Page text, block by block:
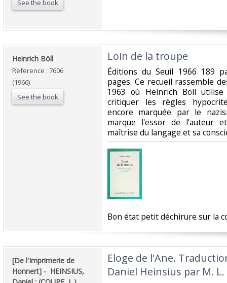
See the book
‎Heinrich Böll‎
Reference : 7606
(1966)
See the book
‎Loin de la troupe‎
‎Éditions du Seuil 1966 189
pages. Ce recueil rassemble
1963 où Heinrich Böll
critiquer les règles
encore marquée par le
marque l'essor de l'auteur
maîtrise du langage et sa
‎Bon état petit déchirure sur la
‎[De l'Imprimerie de
Honnert] - ‎ ‎HEINSIUS,
‎Eloge de l'Ane.
Daniel Heinsius par M.